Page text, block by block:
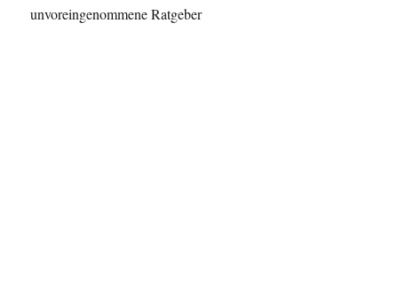
unvoreingenommene Ratgeber